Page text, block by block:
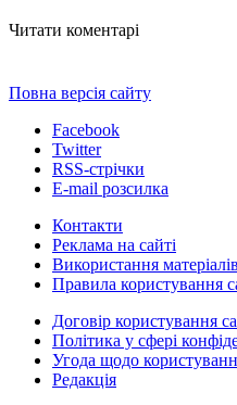
Читати коментарі
Повна версія сайту
Facebook
Twitter
RSS-стрічки
E-mail розсилка
Контакти
Реклама на сайті
Використання
Правила користування
Договір користування
Політика у сфері
Угода щодо
Редакція